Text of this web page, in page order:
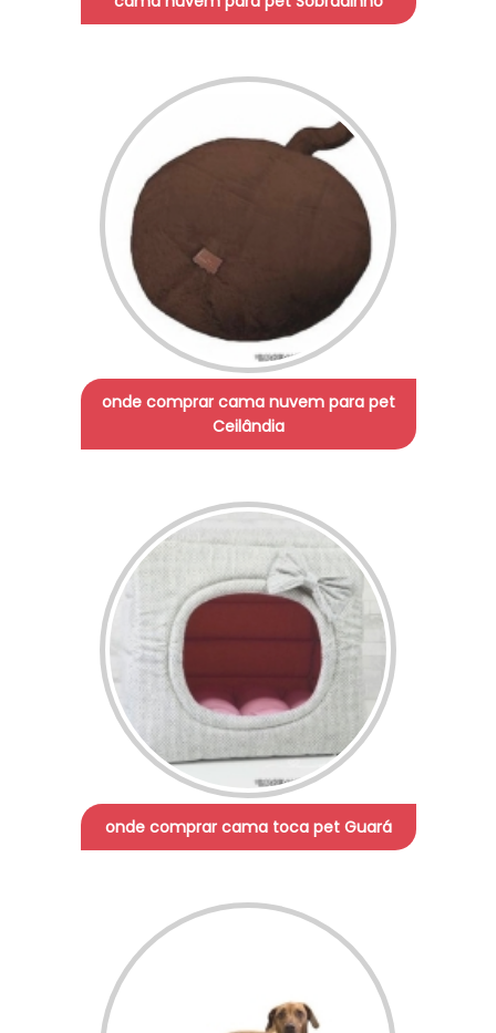
onde comprar cama nuvem para pet
Ceilândia
onde comprar cama toca pet Guará